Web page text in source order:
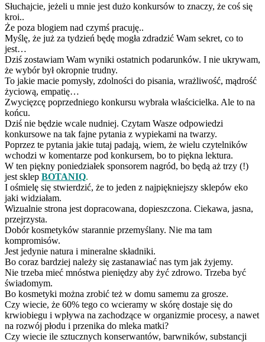
Słuchajcie, jeżeli u mnie jest dużo konkursów to znaczy, że coś się
kroi..
Że poza blogiem nad czymś pracuję..
Myślę, że już za tydzień będę mogła zdradzić Wam sekret, co to
jest…
Dziś zostawiam Wam wyniki ostatnich podarunków. I nie ukrywam,
że wybór był okropnie trudny.
To jakie macie pomysły, zdolności do pisania, wrażliwość, mądrość
życiową, empatię…
Zwycięzcę poprzedniego konkursu wybrała właścicielka. Ale to na
końcu.
Dziś nie będzie wcale nudniej. Czytam Wasze odpowiedzi
konkursowe na tak fajne pytania z wypiekami na twarzy.
Poprzez te pytania jakie tutaj padają, wiem, że wielu czytelników
wchodzi w komentarze pod konkursem, bo to piękna lektura.
W ten piękny poniedziałek sponsorem nagród, bo będą aż trzy (!)
jest sklep BOTANIQ.
I ośmielę się stwierdzić, że to jeden z najpiękniejszy sklepów eko
jaki widziałam.
Wizualnie strona jest dopracowana, dopieszczona. Ciekawa, jasna,
przejrzysta.
Dobór kosmetyków starannie przemyślany. Nie ma tam
kompromisów.
Jest jedynie natura i mineralne składniki.
Bo coraz bardziej należy się zastanawiać nas tym jak żyjemy.
Nie trzeba mieć mnóstwa pieniędzy aby żyć zdrowo. Trzeba być
świadomym.
Bo kosmetyki można zrobić też w domu samemu za grosze.
Czy wiecie, że 60% tego co wcieramy w skórę dostaje się do
krwiobiegu i wpływa na zachodzące w organizmie procesy, a nawet
na rozwój płodu i przenika do mleka matki?
Czy wiecie ile sztucznych konserwantów, barwników, substancji